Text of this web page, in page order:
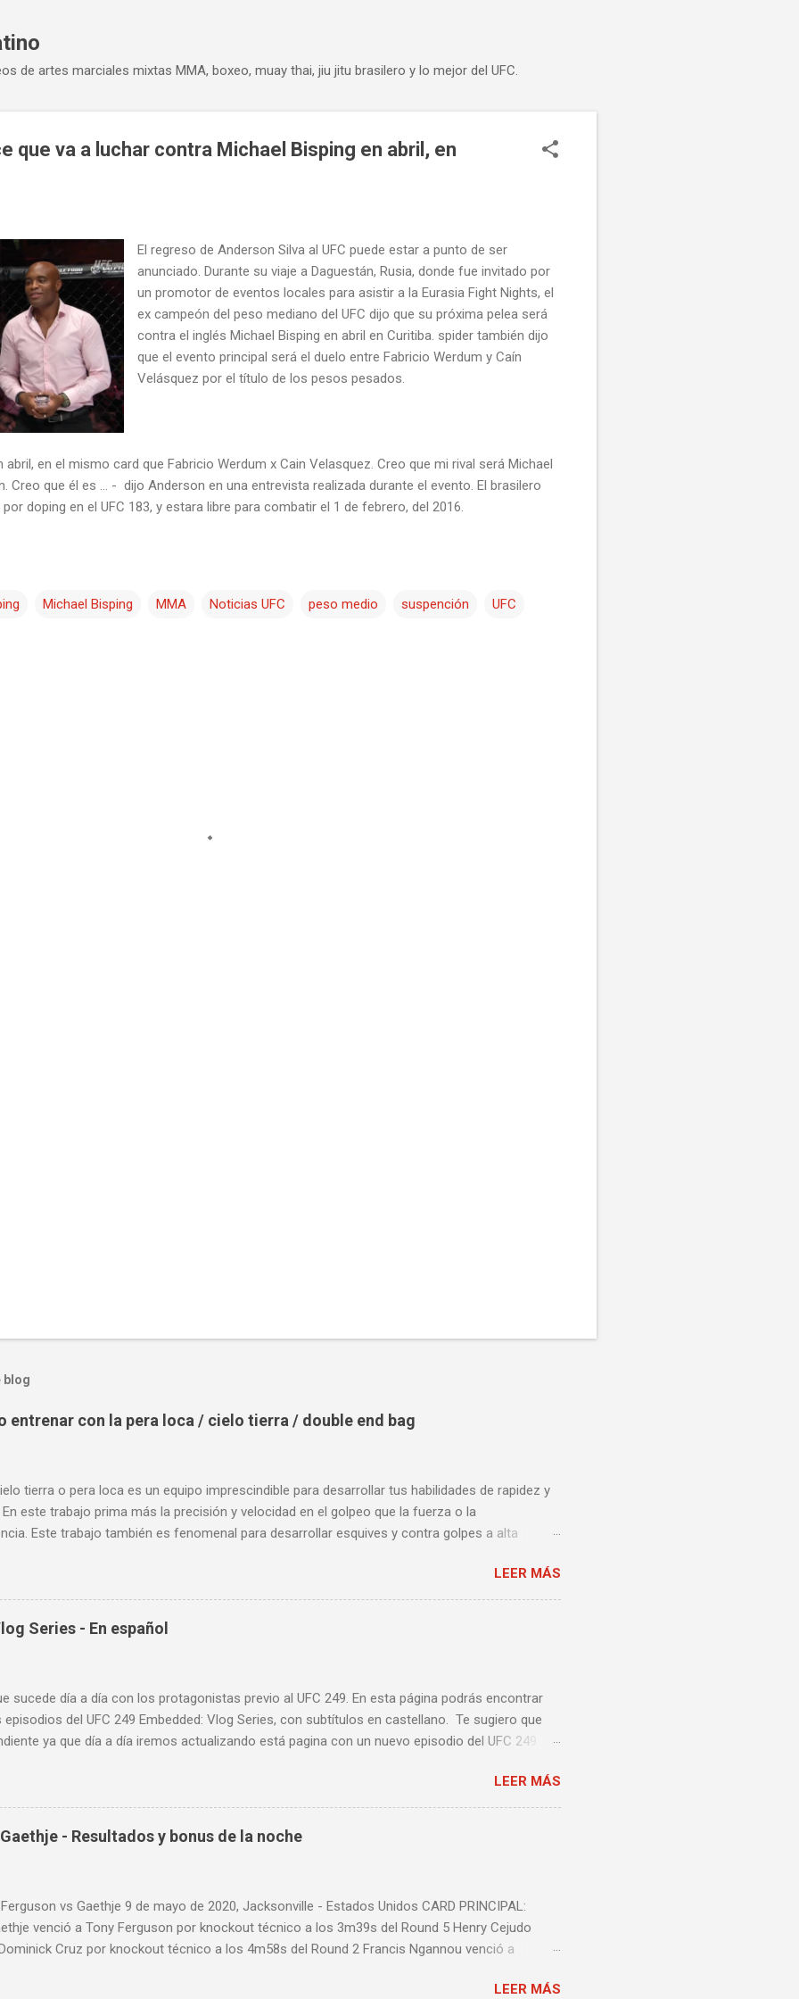
de artes marciales mixtas MMA, boxeo, muay thai, jiu jitu brasilero y lo mejor del UFC.
que va a luchar contra Michael Bisping en abril, en
El regreso de Anderson Silva al UFC puede estar a punto de ser
anunciado. Durante su viaje a Daguestán, Rusia, donde fue invitado por
un promotor de eventos locales para asistir a la Eurasia Fight Nights, el
ex campeón del peso mediano del UFC dijo que su próxima pelea será
contra el inglés Michael Bisping en abril en Curitiba. spider también dijo
que el evento principal será el duelo entre Fabricio Werdum y Caín
Velásquez por el título de los pesos pesados.
abril, en el mismo card que Fabricio Werdum x Cain Velasquez. Creo que mi rival será Michael
Creo que él es ... - dijo Anderson en una entrevista realizada durante el evento. El brasilero
doping en el UFC 183, y estara libre para combatir el 1 de febrero, del 2016.
Michael Bisping MMA Noticias UFC peso medio suspención UFC
blog
entrenar con la pera loca / cielo tierra / double end bag
tierra o pera loca es un equipo imprescindible para desarrollar tus habilidades de rapidez y
este trabajo prima más la precisión y velocidad en el golpeo que la fuerza o la
Este trabajo también es fenomenal para desarrollar esquives y contra golpes a alta
velocidad de tus desplazamientos o tu juego de pies. A continuación te enseñamos algunos
puedes aprender a golpear la pera cielo tierra o pera loca. En esta lista de videos podrás
tipos de entrenamiento con la pera loca:
LEER MÁS
Series - En español
sucede día a día con los protagonistas previo al UFC 249. En esta página podrás encontrar
del UFC 249 Embedded: Vlog Series, con subtítulos en castellano. Te sugiero que
ya que día a día iremos actualizando está pagina con un nuevo episodio del UFC 249
LEER MÁS
- Resultados y bonus de la noche
vs Gaethje 9 de mayo de 2020, Jacksonville - Estados Unidos CARD PRINCIPAL:
venció a Tony Ferguson por knockout técnico a los 3m39s del Round 5 Henry Cejudo
Cruz por knockout técnico a los 4m58s del Round 2 Francis Ngannou venció a
a los 2m42s del Round 2 Greg Hardy venció a Yorgan de Castro por decisión unânime (triple
LEER MÁS